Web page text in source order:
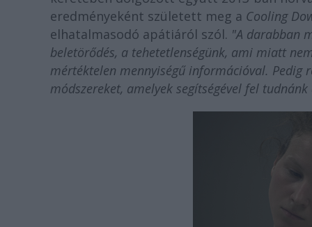
eredményeként született meg a Cooling
elhatalmasodó apátiáról szól. "A darabban
beletörődés, a tehetetlenségünk, ami miatt
mértéktelen mennyiségű információval.
módszereket, amelyek segítségével fel